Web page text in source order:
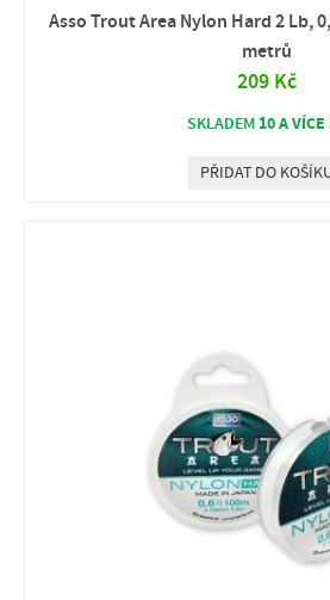
Asso Trout Area Nylon Hard 2 Lb,
metrů
209 Kč
SKLADEM 10 A VÍCE
PŘIDAT DO